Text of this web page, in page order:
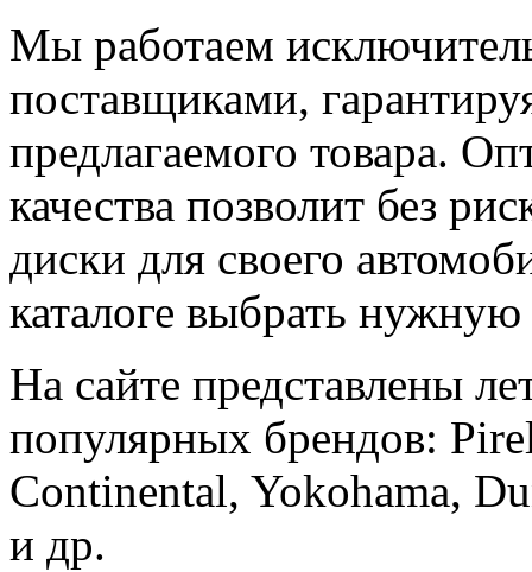
Мы работаем
поставщиками,
предлагаемого товара.
качества позволит без
диски для своего
каталоге выбрать
На сайте представлены
популярных брендов:
Continental, Yokohama,
и др.